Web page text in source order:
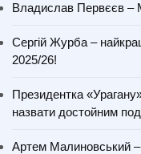
Владислав Первєєв –
Сергій Журба –
2025/26!
Президентка
назвати достойним
Артем Малиновський –